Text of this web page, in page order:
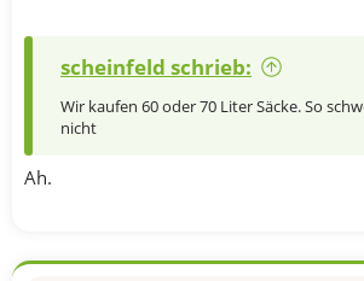
scheinfeld schrieb:
Wir kaufen 60 oder 70 Liter Säcke. So
nicht
Ah.